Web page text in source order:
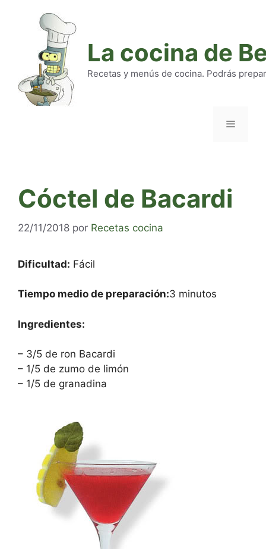
La cocina de
Recetas y menús de cocina. Podrás
Cóctel de Bacardi
22/11/2018 por Recetas cocina
Dificultad: Fácil
Tiempo medio de preparación:3 minutos
Ingredientes:
– 3/5 de ron Bacardi
– 1/5 de zumo de limón
– 1/5 de granadina